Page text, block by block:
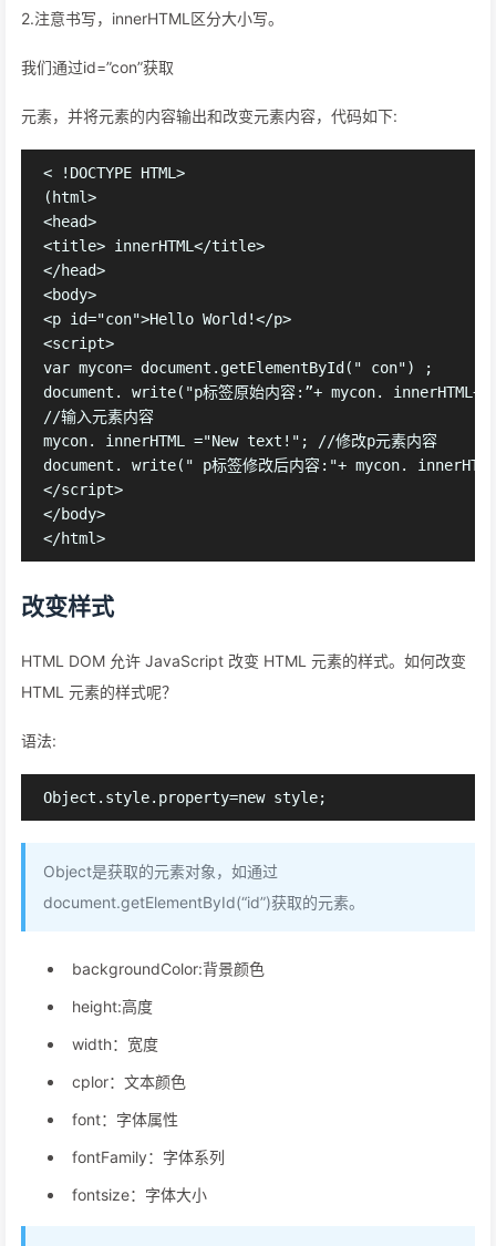
2.注意书写，innerHTML区分大小写。
我们通过id=”con”获取
元素，并将元素的内容输出和改变元素内容，代码如下:
< !DOCTYPE HTML>
(html>
<head>
<title> innerHTML</title>
</head>
<body>
<p id="con">Hello World!</p>
<script>
var mycon= document.getElementById(" con") ;
document. write("p标签原始内容:”+ mycon.
//输入元素内容
mycon. innerHTML ="New text!"; //修改p元素内容
document. write(" p标签修改后内容:"+ mycon.
</script>
</body>
改变样式
HTML DOM 允许 JavaScript 改变 HTML 元素的样式。如何改变
HTML 元素的样式呢？
语法:
Object是获取的元素对象，如通过
document.getElementById(“id”)获取的元素。
backgroundColor:背景颜色
height:高度
width：宽度
cplor：文本颜色
font：字体属性
fontFamily：字体系列
fontsize：字体大小